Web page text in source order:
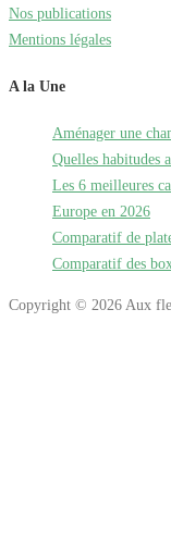
Nos publications
Mentions légales
A la Une
Aménager une
Quelles habitudes
Les 6 meilleures
Europe en 2026
Comparatif de
Comparatif des
Copyright © 2026 Aux